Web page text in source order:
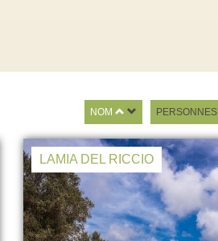
NOM PERSONNES
LAMIA DEL RICCIO